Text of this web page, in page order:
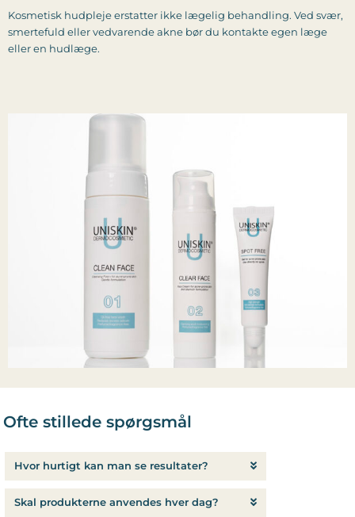
Kosmetisk hudpleje erstatter ikke lægelig behandling. Ved svær,
smertefuld eller vedvarende akne bør du kontakte egen læge
eller en hudlæge.
Ofte stillede spørgsmål
Hvor hurtigt kan man se resultater?
Skal produkterne anvendes hver dag?